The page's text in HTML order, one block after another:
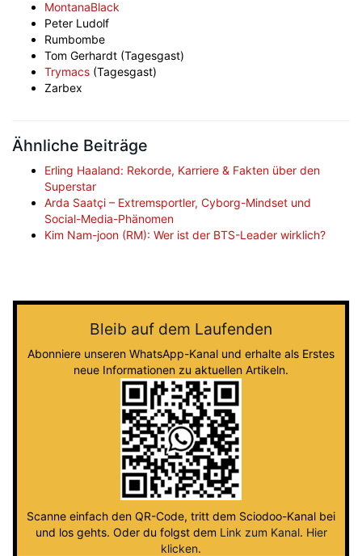
MontanaBlack
Peter Ludolf
Rumbombe
Tom Gerhardt (Tagesgast)
Trymacs (Tagesgast)
Zarbex
Ähnliche Beiträge
Erling Haaland: Rekorde, Karriere & Fakten über den
Superstar
Arda Saatçi – Extremsportler, Cyborg-Mindset und
Social-Media-Phänomen
Kim Nam-joon (RM): Wer ist der BTS-Leader wirklich?
Bleib auf dem Laufenden
Abonniere unseren WhatsApp-Kanal und erhalte als Erstes
neue Informationen zu aktuellen Artikeln.
Scanne einfach den QR-Code, tritt dem Sciodoo-Kanal bei
und los gehts. Oder du folgst dem Link zum Kanal. Hier
klicken.